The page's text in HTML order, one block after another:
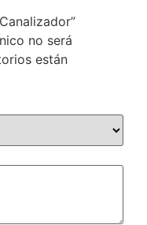
no será
están